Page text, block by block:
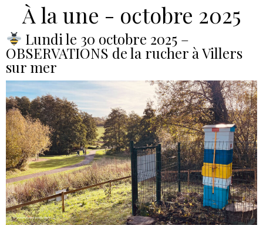
À la une - octobre 2025
Lundi le 30 octobre 2025 –
OBSERVATIONS de la rucher à Villers
sur mer